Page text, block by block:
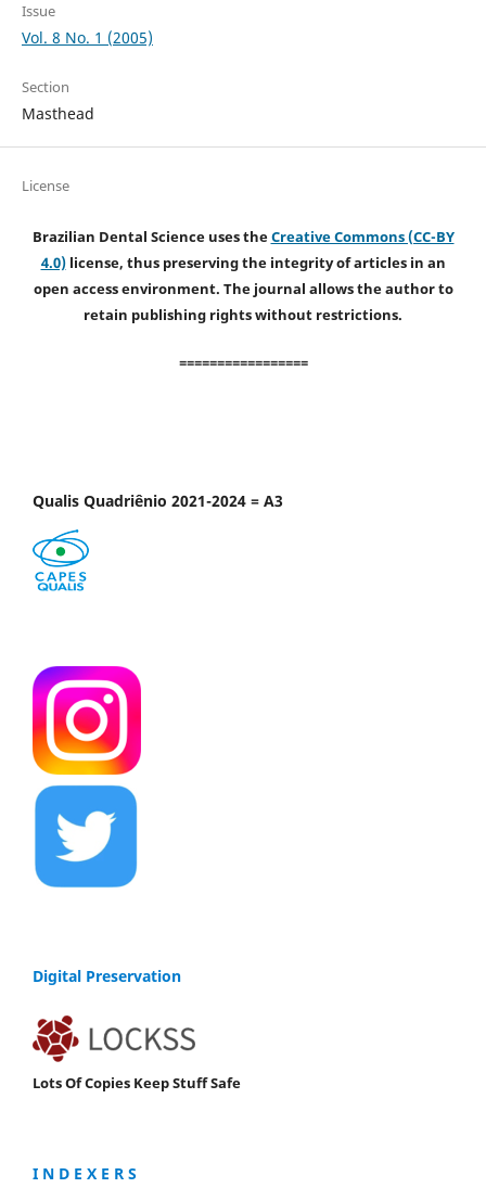
Issue
Vol. 8 No. 1 (2005)
Section
Masthead
License
Brazilian Dental Science uses theCreative Commons (CC-BY
4.0)license, thus preserving the integrity of articles in an
open access environment. The journal allows the author to
retain publishing rights without restrictions.
=================
Qualis Quadriênio 2021-2024 = A3
Digital Preservation
Lots Of Copies Keep Stuff Safe
I N D E X E R S